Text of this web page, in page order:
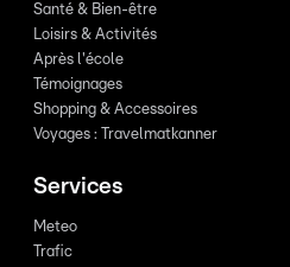
Santé & Bien-être
Loisirs & Activités
Après l'école
Témoignages
Shopping & Accessoires
Voyages : Travelmatkanner
Services
Meteo
Trafic